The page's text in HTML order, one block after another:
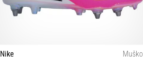
Nike
Muško